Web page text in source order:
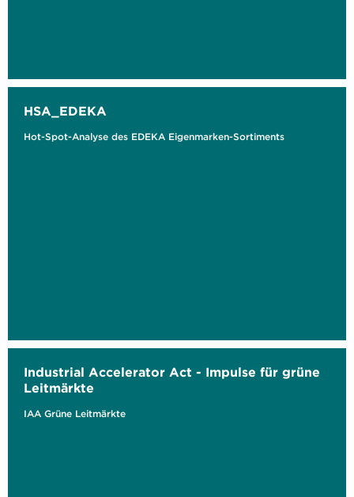
HSA_EDEKA
Hot-Spot-Analyse des EDEKA Eigenmarken-Sortiments
Industrial Accelerator Act - Impulse für grüne
Leitmärkte
IAA Grüne Leitmärkte